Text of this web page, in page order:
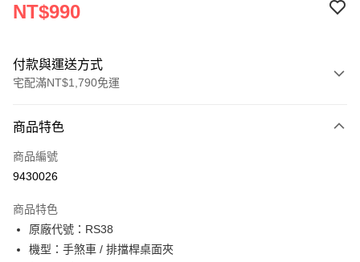
NT$990
付款與運送方式
宅配滿NT$1,790免運
信用卡一次付款
LINE Pay
街口支付
悠遊付
商品特色
商品編號
9430026
商品特色
原廠代號：RS38
機型：手煞車 / 排擋桿桌面夾